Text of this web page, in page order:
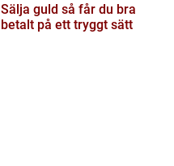
Sälja guld så får du bra
betalt på ett tryggt sätt